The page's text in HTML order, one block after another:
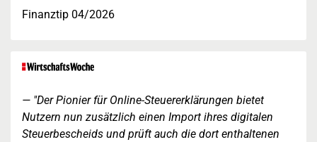
Finanztip 04/2026
"Der Pionier für Online-Steuererklärungen bietet
Nutzern nun zusätzlich einen Import ihres digitalen
Steuerbescheids und prüft auch die dort enthaltenen